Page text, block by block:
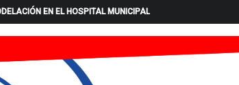
EN EL HOSPITAL MUNICIPAL